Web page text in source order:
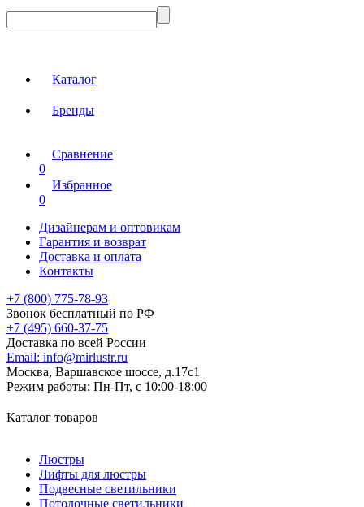
Каталог
Бренды
Сравнение
0
Избранное
0
Дизайнерам и оптовикам
Гарантия и возврат
Доставка и оплата
Контакты
+7 (800) 775-78-93
Звонок бесплатный по РФ
+7 (495) 660-37-75
Доставка по всей России
Email: info@mirlustr.ru
Москва, Варшавское шоссе, д.17c1
Режим работы: Пн-Пт, с 10:00-18:00
Каталог товаров
Люстры
Лифты для люстры
Подвесные светильники
Потолочные светильники